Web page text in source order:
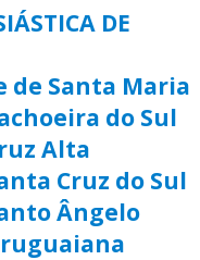
DE
de Santa Maria
do Sul
Alta
Cruz do Sul
Ângelo